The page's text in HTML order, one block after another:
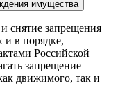
имущества
снятие запрещения
и в порядке,
Российской
запрещение
движимого, так и